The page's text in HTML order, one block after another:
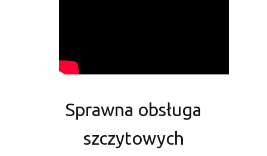
Sprawna obsługa
szczytowych